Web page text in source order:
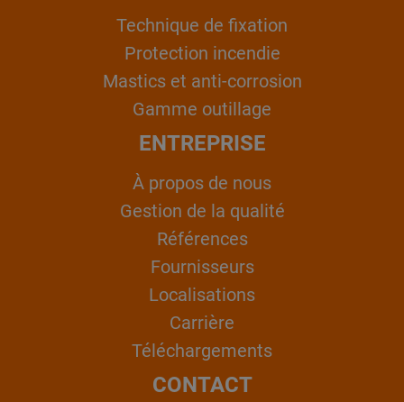
Technique de fixation
Protection incendie
Mastics et anti-corrosion
Gamme outillage
ENTREPRISE
À propos de nous
Gestion de la qualité
Références
Fournisseurs
Localisations
Carrière
Téléchargements
CONTACT